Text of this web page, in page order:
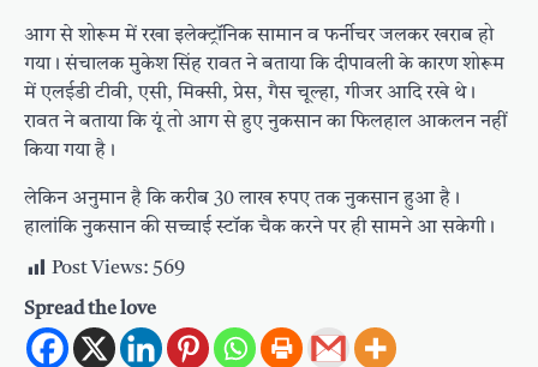
आग से शोरूम में रखा इलेक्ट्रॉनिक सामान व फर्नीचर जलकर खराब हो
गया। संचालक मुकेश सिंह रावत ने बताया कि दीपावली के कारण शोरूम
में एलईडी टीवी, एसी, मिक्सी, प्रेस, गैस चूल्हा, गीजर आदि रखे थे।
रावत ने बताया कि यूं तो आग से हुए नुकसान का फिलहाल आकलन नहीं
किया गया है।
लेकिन अनुमान है कि करीब 30 लाख रुपए तक नुकसान हुआ है।
हालांकि नुकसान की सच्चाई स्टॉक चैक करने पर ही सामने आ सकेगी।
Post Views: 569
Spread the love